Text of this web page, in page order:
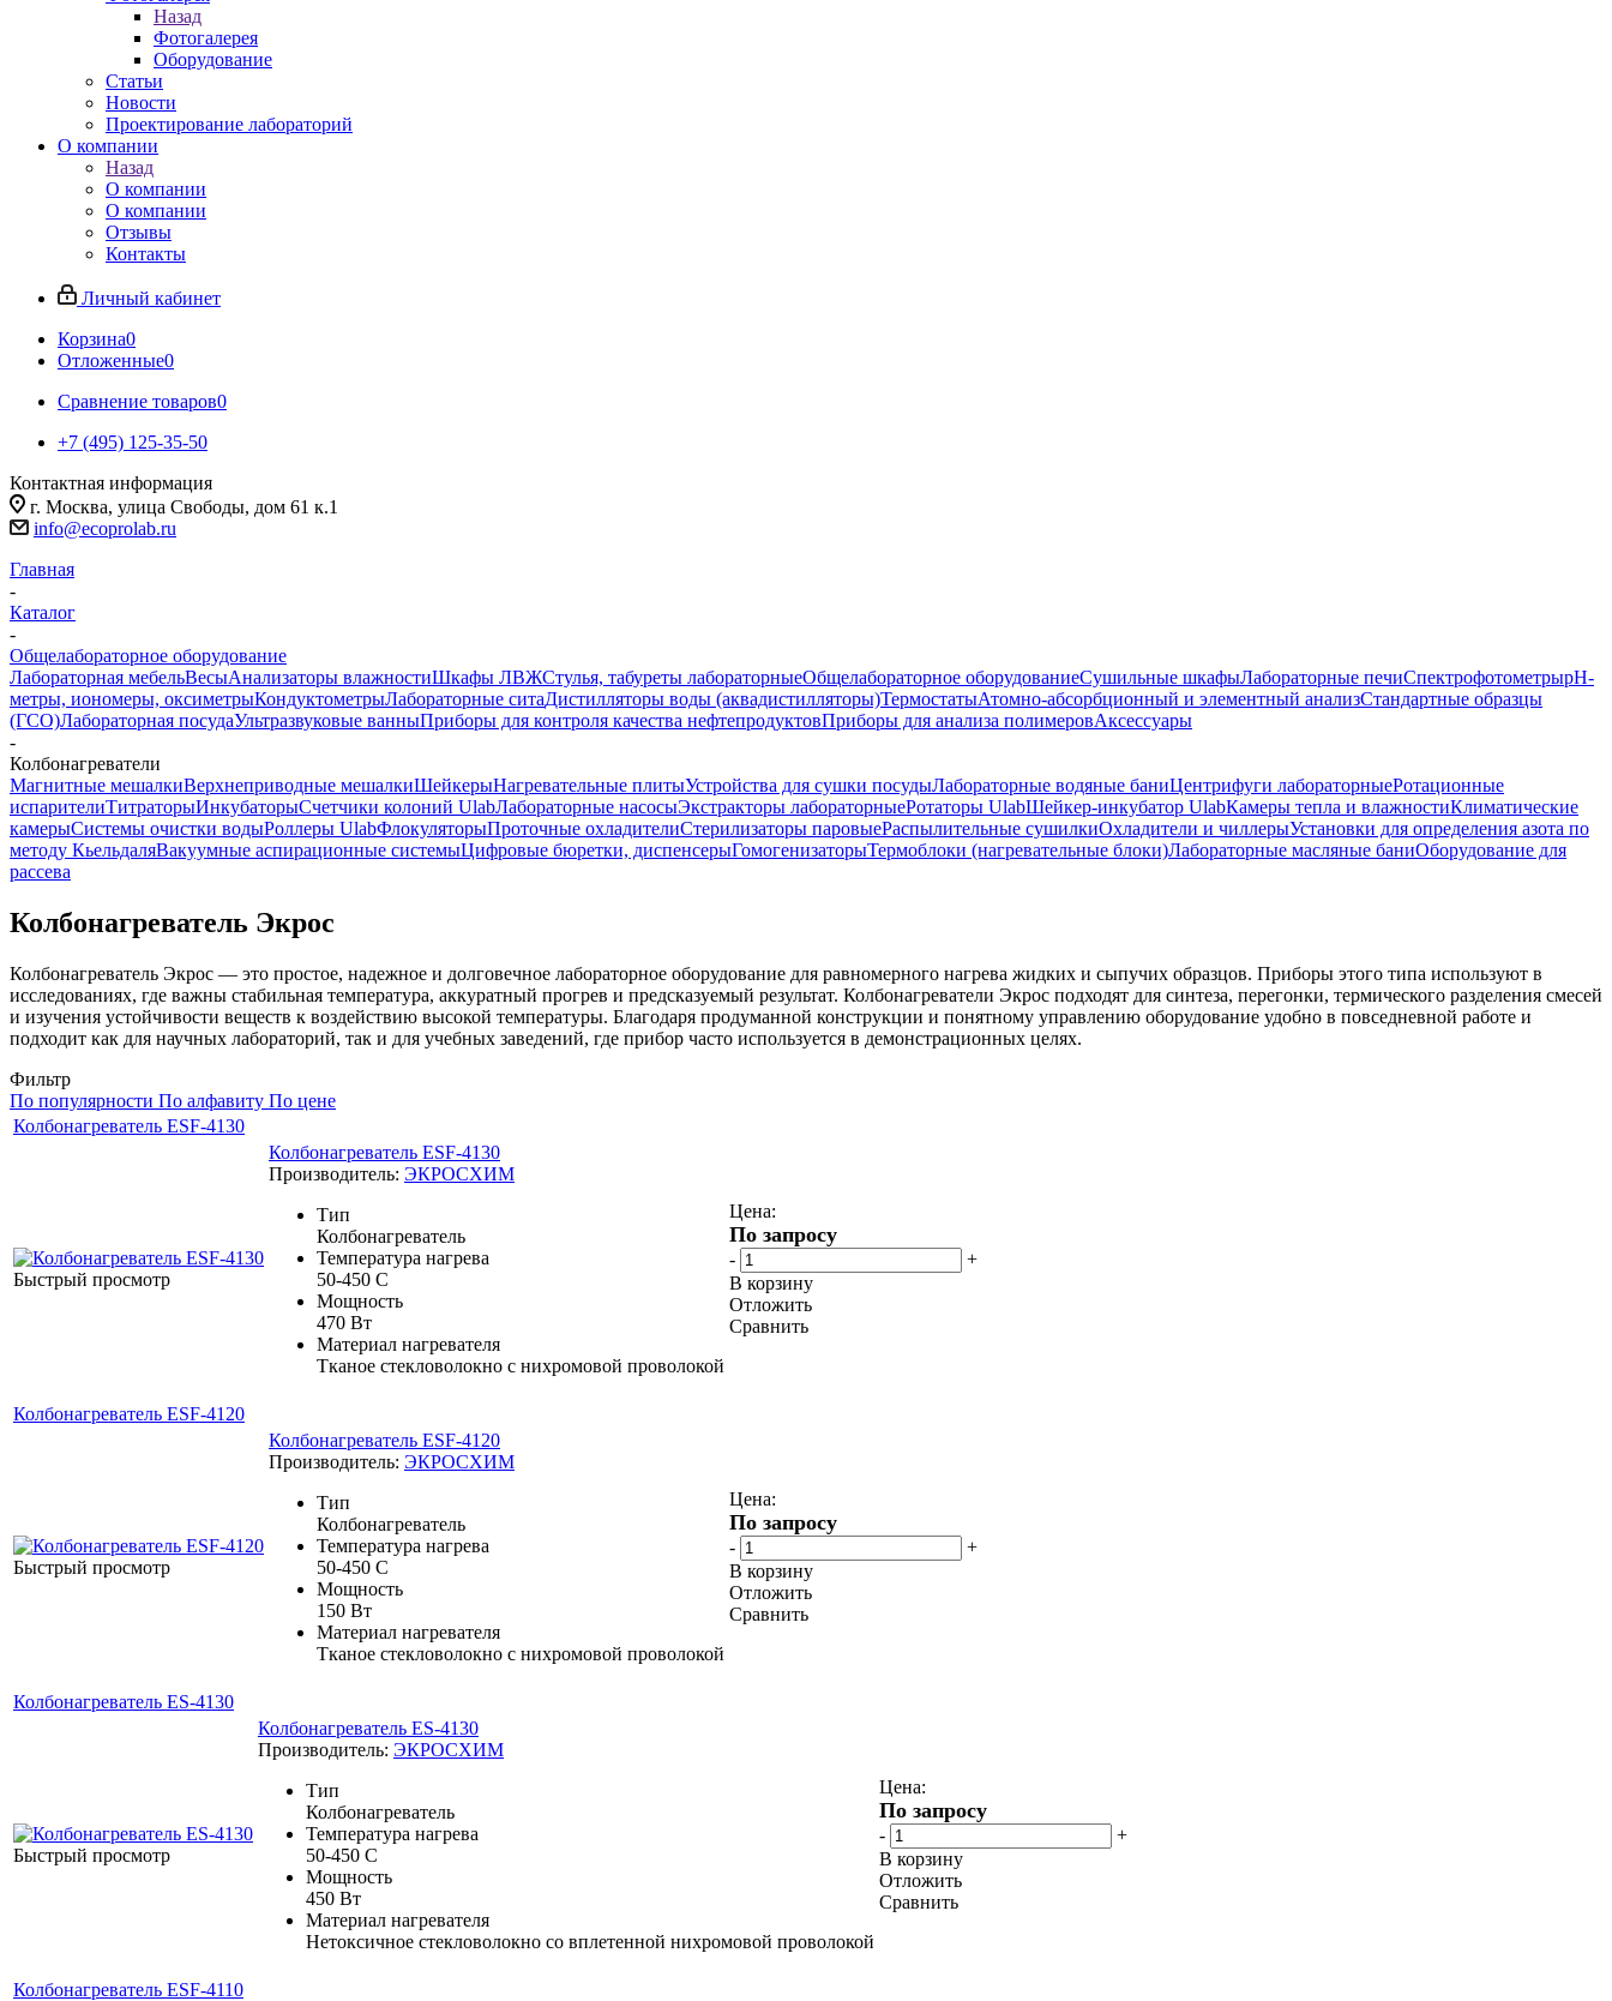
Назад
Фотогалерея
Оборудование
Статьи
Новости
Проектирование лабораторий
О компании
Назад
О компании
О компании
Отзывы
Контакты
Личный кабинет
Корзина0
Отложенные0
Сравнение товаров0
+7 (495) 125-35-50
Контактная информация
г. Москва, улица Свободы, дом 61 к.1
info@ecoprolab.ru
Главная
-
Каталог
-
Общелабораторное оборудование
Лабораторная мебельВесыАнализаторы влажностиШкафы ЛВЖСтулья, табуреты лабораторныеОбщелабораторное оборудованиеСушильные шкафыЛабораторные печиСпектрофотометрыpH-
метры, иономеры, оксиметрыКондуктометрыЛабораторные ситаДистилляторы воды (аквадистилляторы)ТермостатыАтомно-абсорбционный и элементный анализСтандартные образцы
(ГСО)Лабораторная посудаУльтразвуковые ванныПриборы для контроля качества нефтепродуктовПриборы для анализа полимеровАксессуары
-
Колбонагреватели
Магнитные мешалкиВерхнеприводные мешалкиШейкерыНагревательные плитыУстройства для сушки посудыЛабораторные водяные баниЦентрифуги лабораторныеРотационные
испарителиТитраторыИнкубаторыСчетчики колоний UlabЛабораторные насосыЭкстракторы лабораторныеРотаторы UlabШейкер-инкубатор UlabКамеры тепла и влажностиКлиматические
камерыСистемы очистки водыРоллеры UlabФлокуляторыПроточные охладителиСтерилизаторы паровыеРаспылительные сушилкиОхладители и чиллерыУстановки для определения азота по
методу КьельдаляВакуумные аспирационные системыЦифровые бюретки, диспенсерыГомогенизаторыТермоблоки (нагревательные блоки)Лабораторные масляные баниОборудование для
рассева
Колбонагреватель Экрос
Колбонагреватель Экрос — это простое, надежное и долговечное лабораторное оборудование для равномерного нагрева жидких и сыпучих образцов. Приборы этого типа используют в
исследованиях, где важны стабильная температура, аккуратный прогрев и предсказуемый результат. Колбонагреватели Экрос подходят для синтеза, перегонки, термического разделения смесей
и изучения устойчивости веществ к воздействию высокой температуры. Благодаря продуманной конструкции и понятному управлению оборудование удобно в повседневной работе и
подходит как для научных лабораторий, так и для учебных заведений, где прибор часто используется в демонстрационных целях.
Фильтр
По популярности По алфавиту По цене
Колбонагреватель ESF-4130
Быстрый просмотр
Колбонагреватель ESF-4130
Производитель: ЭКРОСХИМ
Тип
Колбонагреватель
Температура нагрева
50-450 С
Мощность
470 Вт
Материал нагревателя
Тканое стекловолокно с нихромовой проволокой
Цена:
По запросу
-
+
В корзину
Отложить
Сравнить
Колбонагреватель ESF-4120
Быстрый просмотр
Колбонагреватель ESF-4120
Производитель: ЭКРОСХИМ
Тип
Колбонагреватель
Температура нагрева
50-450 С
Мощность
150 Вт
Материал нагревателя
Тканое стекловолокно с нихромовой проволокой
Цена:
По запросу
-
+
В корзину
Отложить
Сравнить
Колбонагреватель ES-4130
Быстрый просмотр
Колбонагреватель ES-4130
Производитель: ЭКРОСХИМ
Тип
Колбонагреватель
Температура нагрева
50-450 С
Мощность
450 Вт
Материал нагревателя
Нетоксичное стекловолокно со вплетенной нихромовой проволокой
Цена:
По запросу
-
+
В корзину
Отложить
Сравнить
Колбонагреватель ESF-4110